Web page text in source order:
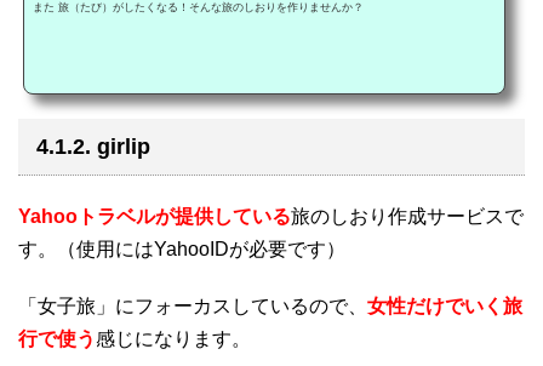
また 旅（たび）がしたくなる！そんな旅のしおりを作りませんか？
4.1.2. girlip
Yahooトラベルが提供している旅のしおり作成サービスで
す。（使用にはYahooIDが必要です）
「女子旅」にフォーカスしているので、 女性だけでいく旅
行で使う感じになります。